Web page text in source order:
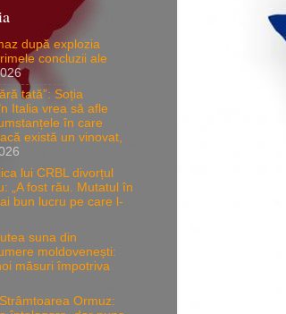
după explozia
concluzii ale
tată”: Soția
Italia vrea să afle
în care
există un vinovat,
lui CRBL divorțul
„A fost rău. Mutatul în
bun lucru pe care l-
suna din
moldovenești:
măsuri împotriva
Ormuz: